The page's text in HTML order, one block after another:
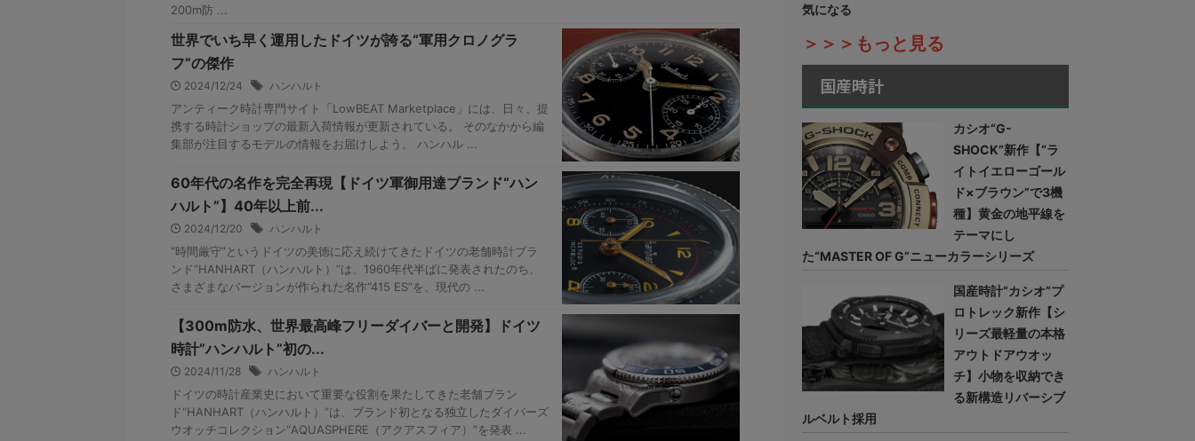
200m防 ...
世界でいち早く運用したドイツが誇る“軍用クロノグラ
フ”の傑作
2024/12/24 ハンハルト
アンティーク時計専門サイト「LowBEAT Marketplace」には、日々、提
携する時計ショップの最新入荷情報が更新されている。 そのなかから編
集部が注目するモデルの情報をお届けしよう。 ハンハル ...
60年代の名作を完全再現【ドイツ軍御用達ブランド“ハン
ハルト”】40年以上前...
2024/12/20 ハンハルト
“時間厳守”というドイツの美徳に応え続けてきたドイツの老舗時計ブラ
ンド“HANHART（ハンハルト）”は、1960年代半ばに発表されたのち、
さまざまなバージョンが作られた名作“415 ES”を、現代の ...
【300m防水、世界最高峰フリーダイバーと開発】ドイツ
時計”ハンハルト”初の...
2024/11/28 ハンハルト
ドイツの時計産業史において重要な役割を果たしてきた老舗ブラン
ド“HANHART（ハンハルト）”は、ブランド初となる独立したダイバーズ
ウオッチコレクション“AQUASPHERE（アクアスフィア）”を発表 ...
気になる
＞＞＞もっと見る
国産時計
カシオ“G-
SHOCK”新作【“ラ
イトイエローゴール
ド×ブラウン”で3機
種】黄金の地平線を
テーマにし
た“MASTER OF G”ニューカラーシリーズ
国産時計“カシオ”プ
ロトレック新作【シ
リーズ最軽量の本格
アウトドアウオッ
チ】小物を収納でき
る新構造リバーシブ
ルベルト採用